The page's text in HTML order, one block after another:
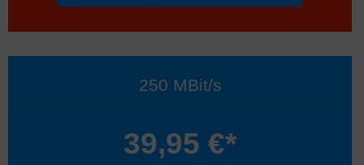
250 MBit/s
39,95 €*